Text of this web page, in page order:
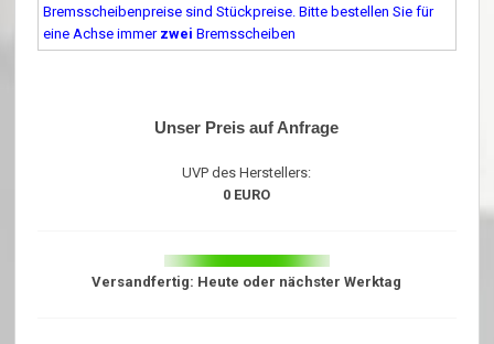
Bremsscheibenpreise sind Stückpreise. Bitte bestellen Sie für
eine Achse immer zwei Bremsscheiben
Unser Preis auf Anfrage
UVP des Herstellers:
0 EURO
Versandfertig: Heute oder nächster Werktag